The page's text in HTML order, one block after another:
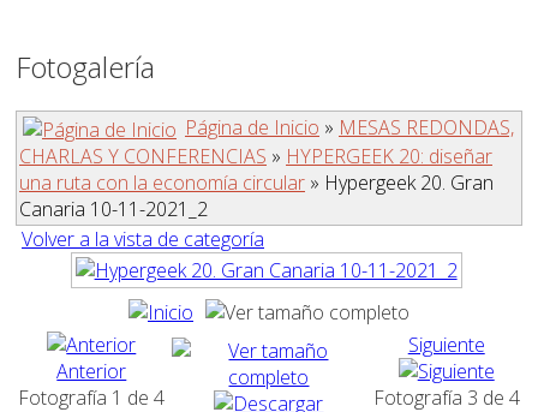
Fotogalería
Página de Inicio » MESAS REDONDAS,
CHARLAS Y CONFERENCIAS » HYPERGEEK 20: diseñar
una ruta con la economía circular » Hypergeek 20. Gran
Canaria 10-11-2021_2
Volver a la vista de categoría
Anterior
Fotografía 1 de 4
Siguiente
Fotografía 3 de 4